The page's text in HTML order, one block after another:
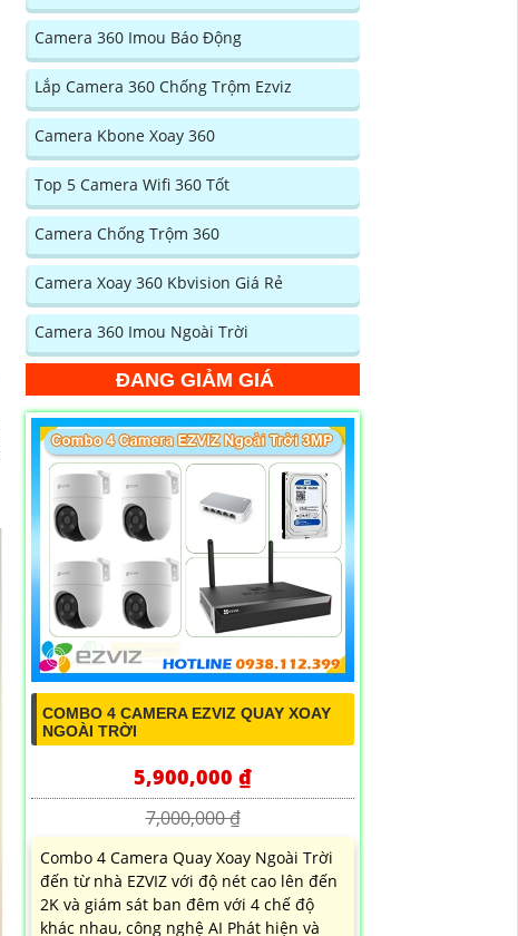
Camera 360 Imou Báo Động
Lắp Camera 360 Chống Trộm Ezviz
Camera Kbone Xoay 360
Top 5 Camera Wifi 360 Tốt
Camera Chống Trộm 360
Camera Xoay 360 Kbvision Giá Rẻ
Camera 360 Imou Ngoài Trời
ĐANG GIẢM GIÁ
COMBO 4 CAMERA EZVIZ QUAY XOAY
NGOÀI TRỜI
5,900,000 ₫
7,000,000 ₫
Combo 4 Camera Quay Xoay Ngoài Trời
đến từ nhà EZVIZ với độ nét cao lên đến
2K và giám sát ban đêm với 4 chế độ
khác nhau, công nghệ AI Phát hiện và